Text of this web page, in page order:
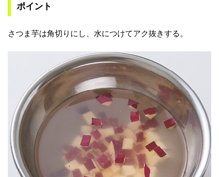
ポイント
さつま芋は角切りにし、水につけてアク抜きする。